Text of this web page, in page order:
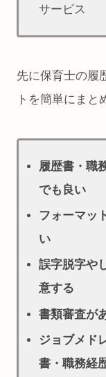
サービス
先に保育士の履
トを簡単にまと
履歴書・職
でも良い
フォーマッ
い
誤字脱字や
意する
書類審査が
ジョブメド
書・職務経